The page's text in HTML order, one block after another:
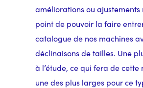
améliorations ou ajustements
point de pouvoir la faire
catalogue de nos machines
déclinaisons de tailles. Une
à l’étude, ce qui fera de cette
une des plus larges pour ce